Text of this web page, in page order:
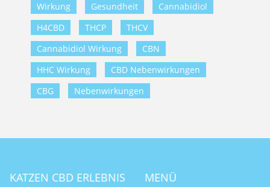
Wirkung
Gesundheit
Cannabidiol
H4CBD
THCP
THCV
Cannabidiol Wirkung
CBN
HHC Wirkung
CBD Nebenwirkungen
CBG
Nebenwirkungen
KATZEN CBD ERLEBNIS MENÜ